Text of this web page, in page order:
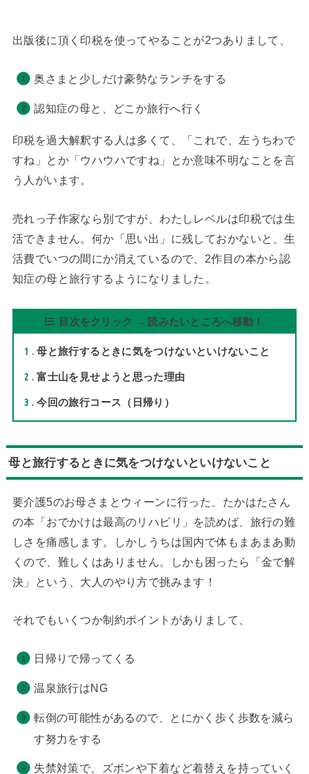
出版後に頂く印税を使ってやることが2つありまして、
奥さまと少しだけ豪勢なランチをする
認知症の母と、どこか旅行へ行く
印税を過大解釈する人は多くて、「これで、左うちわで
すね」とか「ウハウハですね」とか意味不明なことを言
う人がいます。
売れっ子作家なら別ですが、わたしレベルは印税では生
活できません。何か「思い出」に残しておかないと、生
活費でいつの間にか消えているので、2作目の本から認
知症の母と旅行するようになりました。
目次をクリック → 読みたいところへ移動！
1 母と旅行するときに気をつけないといけないこと
2 富士山を見せようと思った理由
3 今回の旅行コース（日帰り）
母と旅行するときに気をつけないといけないこと
要介護5のお母さまとウィーンに行った、たかはたさん
の本「おでかけは最高のリハビリ」を読めば、旅行の難
しさを痛感します。しかしうちは国内で体もまあまあ動
くので、難しくはありません。しかも困ったら「金で解
決」という、大人のやり方で挑みます！
それでもいくつか制約ポイントがありまして、
日帰りで帰ってくる
温泉旅行はNG
転倒の可能性があるので、とにかく歩く歩数を減ら
す努力をする
失禁対策で、ズボンや下着など着替えを持っていく